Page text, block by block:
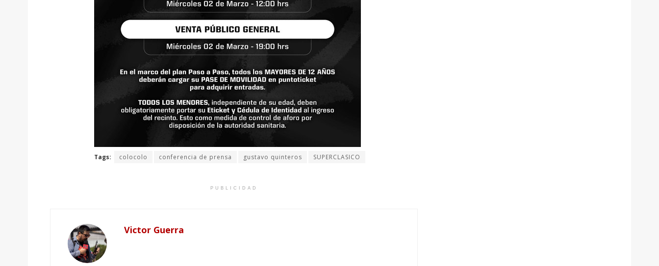
Tags: colocolo conferencia de prensa gustavo quinteros SUPERCLASICO
PUBLICIDAD
Victor Guerra